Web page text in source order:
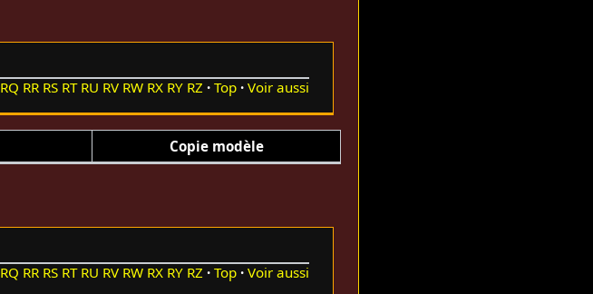
RQ RR RS RT RU RV RW RX RY RZ Top Voir aussi
Copie modèle
RQ RR RS RT RU RV RW RX RY RZ Top Voir aussi